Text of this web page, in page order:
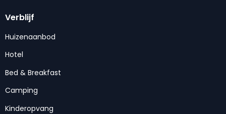
Verblijf
Huizenaanbod
Hotel
Bed & Breakfast
Camping
Kinderopvang